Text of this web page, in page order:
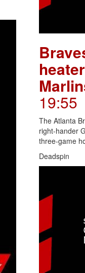
19:55
The Atlanta
right-hander
three-game
Deadspin